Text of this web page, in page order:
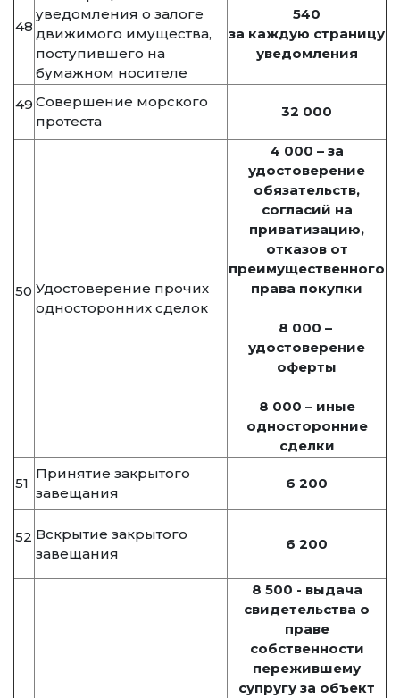
48
уведомления о залоге
движимого имущества,
поступившего на
бумажном носителе
540
за каждую страницу
уведомления
49 Совершение морского
протеста
32 000
50 Удостоверение прочих
односторонних сделок
4 000 – за
удостоверение
обязательств,
согласий на
приватизацию,
отказов от
преимущественного
права покупки
8 000 –
удостоверение
оферты
8 000 – иные
односторонние
сделки
51
Принятие закрытого
завещания
6 200
52 Вскрытие закрытого
завещания
6 200
8 500 - выдача
свидетельства о
праве
собственности
пережившему
супругу за объект